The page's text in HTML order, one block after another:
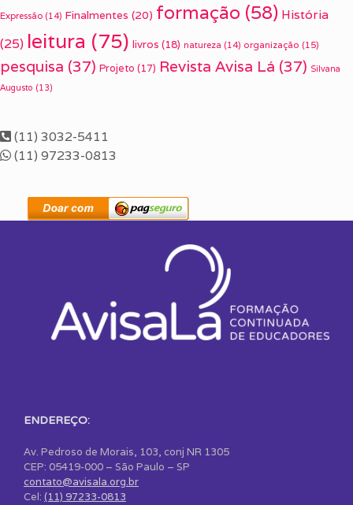
Expressão (14) Finalmentes (20) formação (58) História
(25) leitura (75) livros (18) natureza (14) organização (15)
pesquisa (37) Projeto (17) Revista Avisa Lá (37) Silvana
Augusto (13)
(11) 3032-5411
(11) 97233-0813
ENDEREÇO:
Av. Pedroso de Morais, 103, conj NR 1305
CEP: 05419-000 – São Paulo – SP
contato@avisala.org.br
Cel: (11) 97233-0813